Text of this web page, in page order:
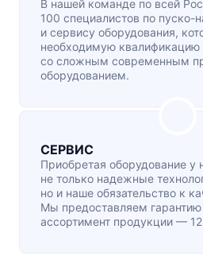
В нашей команде по всей
100 специалистов по пуско-
и сервису оборудования,
необходимую квалификацию
со сложным современным
оборудованием.
СЕРВИС
Приобретая оборудование у
не только надежные
но и наше обязательство к
Мы предоставляем гарантию
ассортимент продукции —